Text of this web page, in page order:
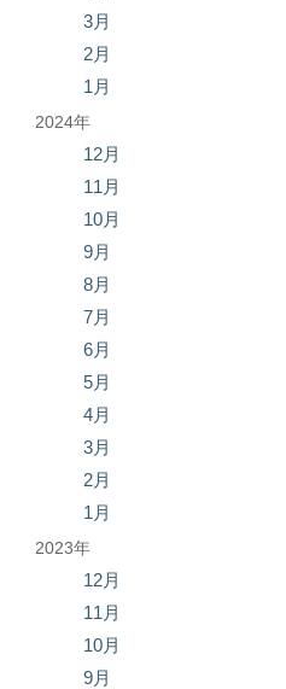
3月
2月
1月
2024年
12月
11月
10月
9月
8月
7月
6月
5月
4月
3月
2月
1月
2023年
12月
11月
10月
9月